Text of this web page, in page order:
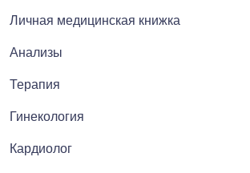
Личная медицинская книжка
Анализы
Терапия
Гинекология
Кардиолог